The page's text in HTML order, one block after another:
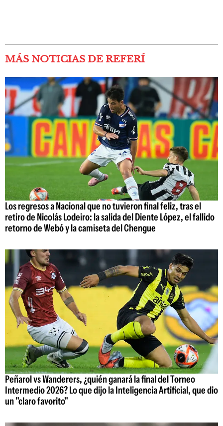
MÁS NOTICIAS DE REFERÍ
Los regresos a Nacional que no tuvieron final feliz, tras el
retiro de Nicolás Lodeiro: la salida del Diente López, el fallido
retorno de Webó y la camiseta del Chengue
Peñarol vs Wanderers, ¿quién ganará la final del Torneo
Intermedio 2026? Lo que dijo la Inteligencia Artificial, que dio
un "claro favorito"